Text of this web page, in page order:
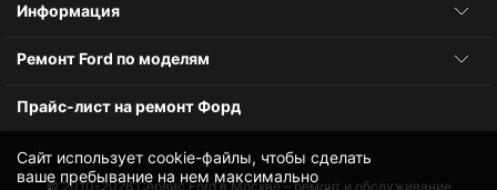
Сайт использует cookie-файлы, чтобы сделать
ваше пребывание на нем максимально
Информация
Ремонт Ford по моделям
Прайс-лист на ремонт Форд
© 2010-2026Сервис Ford в Москве – ремонт и обслуживание